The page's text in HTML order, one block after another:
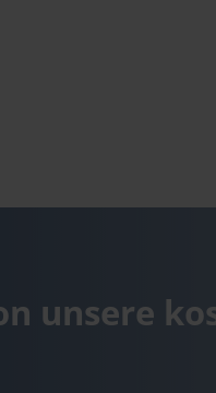
unsere